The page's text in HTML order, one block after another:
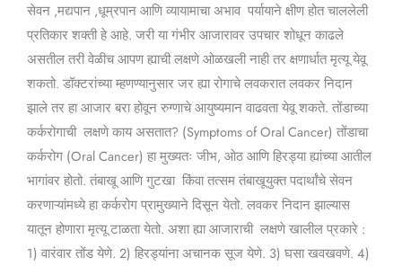
सेवन ,मद्यपान ,धूम्रपान आणि व्यायामाचा अभाव पर्यायाने क्षीण होत चाललेली
प्रतिकार शक्ती हे आहे. जरी या गंभीर आजारावर उपचार शोधून काढले
असतील तरी वेळीच आपण ह्याची लक्षणे ओळखली नाही तर क्षणार्धात मृत्यू येवू
शकतो. डॉक्टरांच्या म्हणण्यानुसार जर ह्या रोगाचे लवकरात लवकर निदान
झाले तर हा आजार बरा होवून रुग्णाचे आयुष्यमान वाढवता येवू शकते. तोंडाच्या
कर्करोगाची लक्षणे काय असतात? (Symptoms of Oral Cancer) तोंडाचा
कर्करोग (Oral Cancer) हा मुख्यतः जीभ, ओठ आणि हिरड्या ह्यांच्या आतील
भागांवर होतो. तंबाखू आणि गुटखा किंवा तत्सम तंबाखूयुक्त पदार्थांचे सेवन
करणाऱ्यांमध्ये हा कर्करोग प्रामुख्याने दिसून येतो. लवकर निदान झाल्यास
यातून होणारा मृत्यू टाळता येतो. अशा ह्या आजाराची लक्षणे खालील प्रकारे :
1) वारंवार तोंड येणे. 2) हिरड्यांना अचानक सूज येणे. 3) घसा खवखवणे. 4)